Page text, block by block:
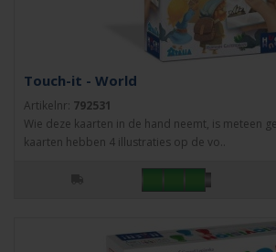
Touch-it - World
Artikelnr: 792531
Wie deze kaarten in de hand neemt, is meteen
kaarten hebben 4 illustraties op de vo..